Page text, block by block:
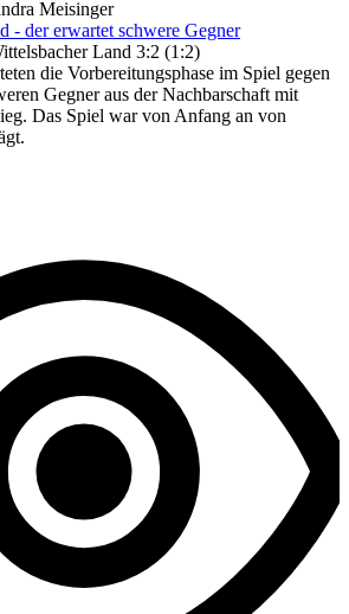
Meisinger
- der erwartet schwere Gegner
Land 3:2 (1:2)
die Vorbereitungsphase im Spiel gegen
Gegner aus der Nachbarschaft mit
Das Spiel war von Anfang an von